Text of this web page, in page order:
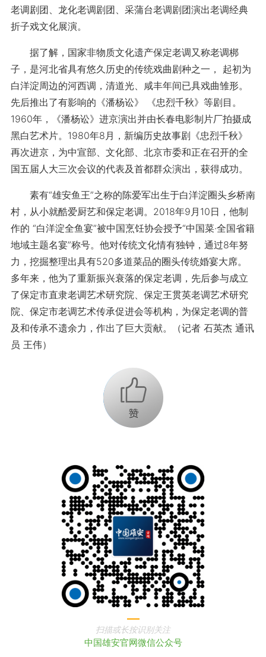
老调剧团、龙化老调剧团、采蒲台老调剧团演出老调经典
折子戏文化展演。
据了解，国家非物质文化遗产保定老调又称老调梆
子，是河北省具有悠久历史的传统戏曲剧种之一， 起初为
白洋淀周边的河西调，清道光、咸丰年间已具戏曲雏形。
先后推出了有影响的《潘杨讼》 《忠烈千秋》等剧目。
1960年，《潘杨讼》进京演出并由长春电影制片厂拍摄成
黑白艺术片。1980年8月，新编历史故事剧《忠烈千秋》
再次进京，为中宣部、文化部、北京市委和正在召开的全
国五届人大三次会议的代表及首都群众演出，获得成功。
素有“雄安鱼王”之称的陈爱军出生于白洋淀圈头乡桥南
村，从小就酷爱厨艺和保定老调。2018年9月10日，他制
作的 “白洋淀全鱼宴”被中国烹饪协会授予“中国菜·全国省籍
地域主题名宴”称号。他对传统文化情有独钟，通过8年努
力，挖掘整理出具有520多道菜品的圈头传统婚宴大席。
多年来，他为了重新振兴衰落的保定老调，先后参与成立
了保定市直隶老调艺术研究院、保定王贯英老调艺术研究
院、保定市老调艺术传承促进会等机构，为保定老调的普
及和传承不遗余力，作出了巨大贡献。（记者 石英杰 通讯
员 王伟）
+1
扫描或长按识别关注
中国雄安官网微信公众号